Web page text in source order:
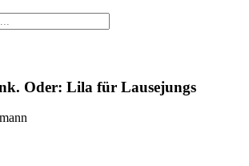
Oder: Lila für Lausejungs